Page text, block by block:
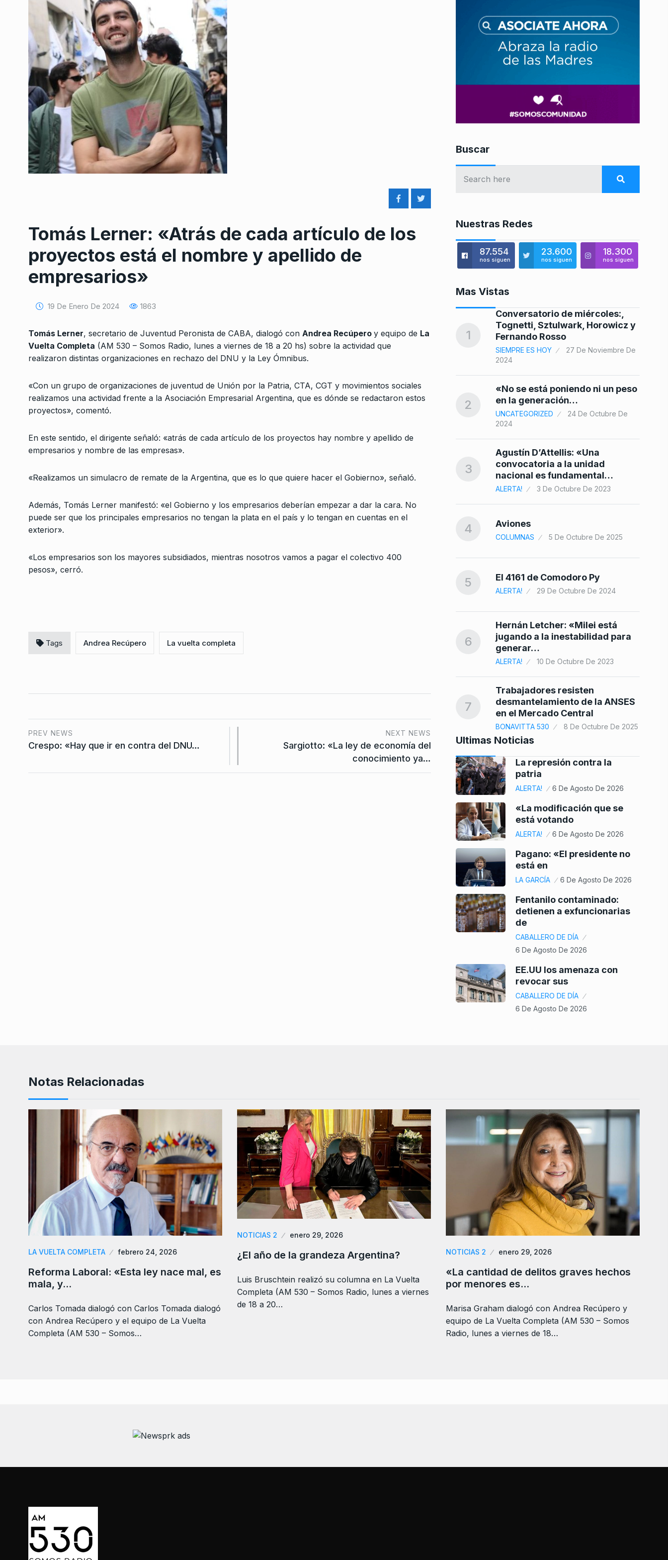
Tomás Lerner: «Atrás de cada artículo de los
proyectos está el nombre y apellido de
empresarios»
19 De Enero De 2024 1863
Tomás Lerner, secretario de Juventud Peronista de CABA, dialogó con Andrea Recúpero y equipo de La
Vuelta Completa (AM 530 – Somos Radio, lunes a viernes de 18 a 20 hs) sobre la actividad que
realizaron distintas organizaciones en rechazo del DNU y la Ley Ómnibus.
«Con un grupo de organizaciones de juventud de Unión por la Patria, CTA, CGT y movimientos sociales
realizamos una actividad frente a la Asociación Empresarial Argentina, que es dónde se redactaron estos
proyectos», comentó.
En este sentido, el dirigente señaló: «atrás de cada artículo de los proyectos hay nombre y apellido de
empresarios y nombre de las empresas».
«Realizamos un simulacro de remate de la Argentina, que es lo que quiere hacer el Gobierno», señaló.
Además, Tomás Lerner manifestó: «el Gobierno y los empresarios deberían empezar a dar la cara. No
puede ser que los principales empresarios no tengan la plata en el país y lo tengan en cuentas en el
exterior».
«Los empresarios son los mayores subsidiados, mientras nosotros vamos a pagar el colectivo 400
pesos», cerró.
Tags Andrea Recúpero La vuelta completa
PREV NEWS
Crespo: «Hay que ir en contra del DNU…
NEXT NEWS
Sargiotto: «La ley de economía del
conocimiento ya…
Buscar
Nuestras Redes
87.554
nos siguen
23.600
nos siguen
18.300
nos siguen
Mas Vistas
1
Fernando Rosso
SIEMPRE ES HOY
27 De Noviembre De
2024
2
«No se está poniendo ni un peso
en la generación…
Agustín D’Attellis: «Una
nacional es fundamental…
Aviones
6
generar…
8 De Octubre De 2025
COLUMNAS 31 De Octubre De 2024
9
nacional»
ALERTA! 18 De Octubre De 2023
10 El cantor ciego
1
Conversatorio de miércoles:,
Tognetti, Sztulwark, Horowicz y
Fernando Rosso
SIEMPRE ES HOY
27 De Noviembre De
2024
2
«No se está poniendo ni un peso
en la generación…
UNCATEGORIZED
24 De Octubre De
2024
3
Agustín D’Attellis: «Una
convocatoria a la unidad
nacional es fundamental…
ALERTA! 3 De Octubre De 2023
4 Aviones
COLUMNAS 5 De Octubre De 2025
5 El 4161 de Comodoro Py
ALERTA! 29 De Octubre De 2024
6
Hernán Letcher: «Milei está
jugando a la inestabilidad para
generar…
ALERTA! 10 De Octubre De 2023
7
Trabajadores resisten
desmantelamiento de la ANSES
en el Mercado Central
BONAVITTA 530 8 De Octubre De 2025
Ultimas Noticias
La represión contra la
patria
ALERTA! 6 De Agosto De 2026
«La modificación que se
está votando
ALERTA! 6 De Agosto De 2026
Pagano: «El presidente no
está en
LA GARCÍA 6 De Agosto De 2026
Fentanilo contaminado:
detienen a exfuncionarias
de
CABALLERO DE DÍA
6 De Agosto De 2026
EE.UU los amenaza con
revocar sus
CABALLERO DE DÍA
6 De Agosto De 2026
Notas Relacionadas
LA VUELTA COMPLETA febrero 24, 2026
Reforma Laboral: «Esta ley nace mal, es
mala, y…
Carlos Tomada dialogó con Carlos Tomada dialogó
con Andrea Recúpero y el equipo de La Vuelta
Completa (AM 530 – Somos…
NOTICIAS 2 enero 29, 2026
¿El año de la grandeza Argentina?
Luis Bruschtein realizó su columna en La Vuelta
Completa (AM 530 – Somos Radio, lunes a viernes
de 18 a 20…
NOTICIAS 2 enero 29, 2026
«La cantidad de delitos graves hechos
por menores es…
Marisa Graham dialogó con Andrea Recúpero y
equipo de La Vuelta Completa (AM 530 – Somos
Radio, lunes a viernes de 18…